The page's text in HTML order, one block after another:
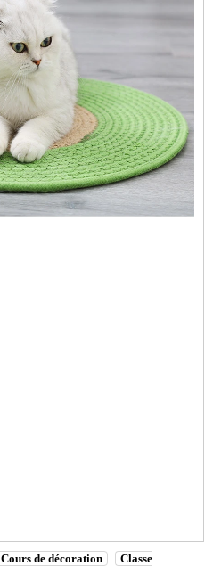
Cours de décoration
Classe